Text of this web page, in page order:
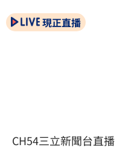
現正直播
CH54三立新聞台直播